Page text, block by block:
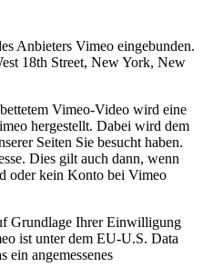
Anbieters Vimeo eingebunden.
18th Street, New York, New
Vimeo-Video wird eine
hergestellt. Dabei wird dem
Seiten Sie besucht haben.
Dies gilt auch dann, wenn
oder kein Konto bei Vimeo
Grundlage Ihrer Einwilligung
ist unter dem EU-U.S. Data
angemessenes